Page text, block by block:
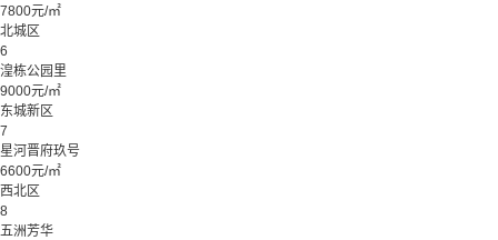
7800元/㎡
北城区
6
湟栋公园里
9000元/㎡
东城新区
7
星河晋府玖号
6600元/㎡
西北区
8
五洲芳华